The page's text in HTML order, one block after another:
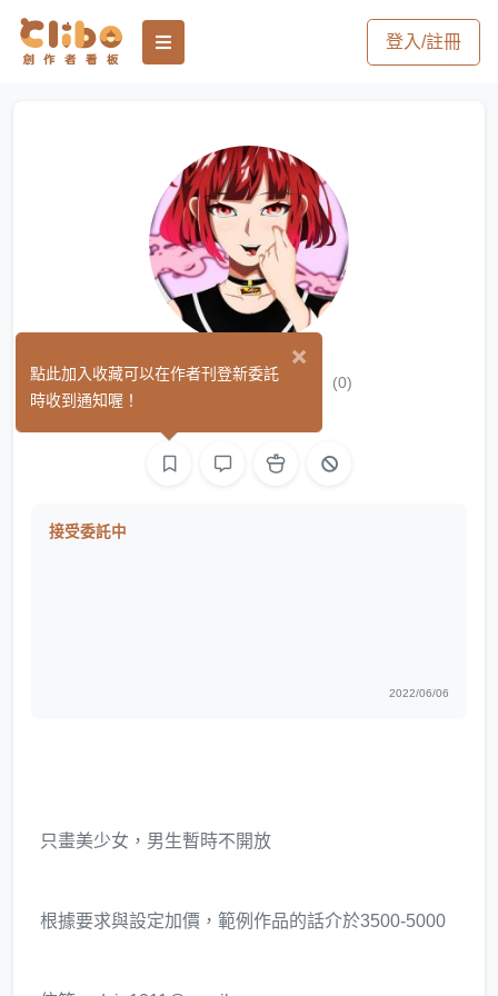
登入/註冊
紅貴賓Redvip (0)
接受委託中
2022/06/06
只畫美少女，男生暫時不開放
根據要求與設定加價，範例作品的話介於3500-5000
×
點此加入收藏可以在作者刊登新委託
時收到通知喔！